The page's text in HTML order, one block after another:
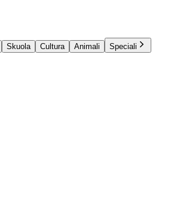
Skuola Cultura Animali
Speciali